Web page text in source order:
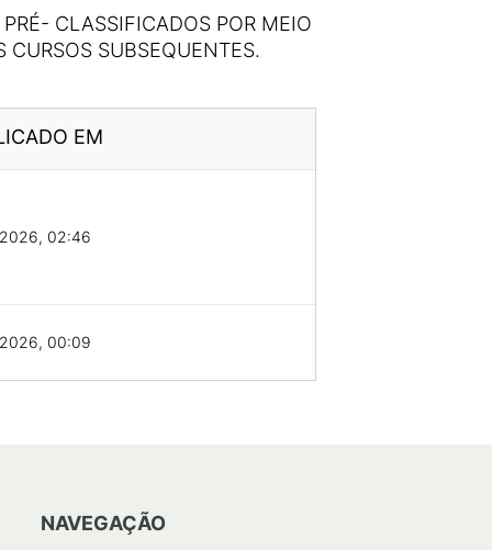
CLASSIFICADOS POR MEIO
CURSOS SUBSEQUENTES.
EM
02:46
00:09
NAVEGAÇÃO